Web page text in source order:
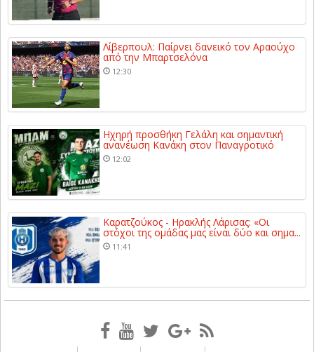
Λίβερπουλ: Παίρνει δανεικό τον Αραούχο
από την Μπαρτσελόνα
12:30
Ηχηρή προσθήκη Γελάλη και σημαντική
ανανέωση Κανάκη στον Παναγροτικό
12:02
Καρατζούκος - Ηρακλής Λάρισας: «Οι
στόχοι της ομάδας μας είναι δύο και σημα...
11:41